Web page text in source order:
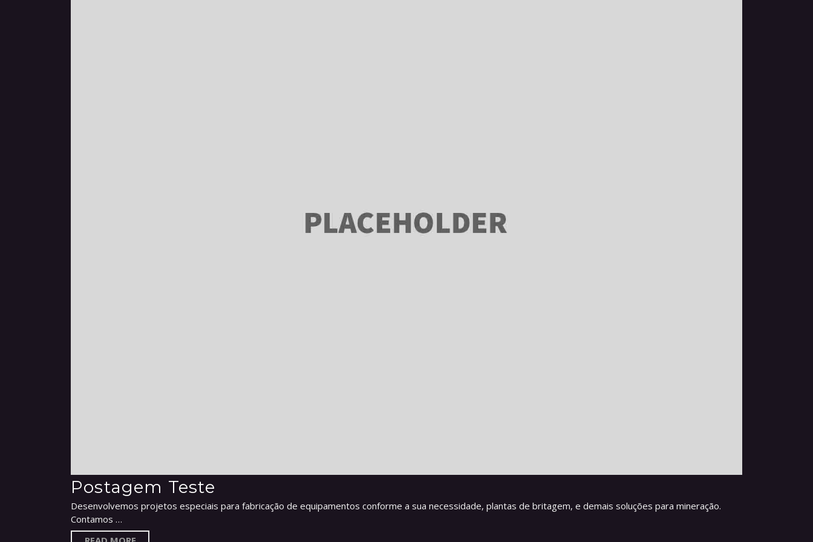
Postagem Teste
Desenvolvemos projetos especiais para fabricação de equipamentos conforme a sua necessidade, plantas de britagem, e demais soluções para mineração.
Contamos …